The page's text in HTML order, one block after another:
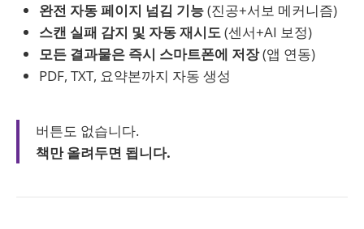
완전 자동 페이지 넘김 기능(진공+서보 메커니즘)
스캔 실패 감지 및 자동 재시도(센서+AI 보정)
모든 결과물은 즉시 스마트폰에 저장(앱 연동)
PDF, TXT, 요약본까지 자동 생성
버튼도 없습니다.
책만 올려두면 됩니다.